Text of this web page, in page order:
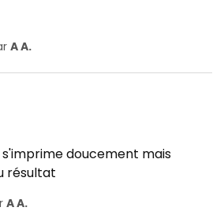
A A.
doucement mais
résultat
A A.